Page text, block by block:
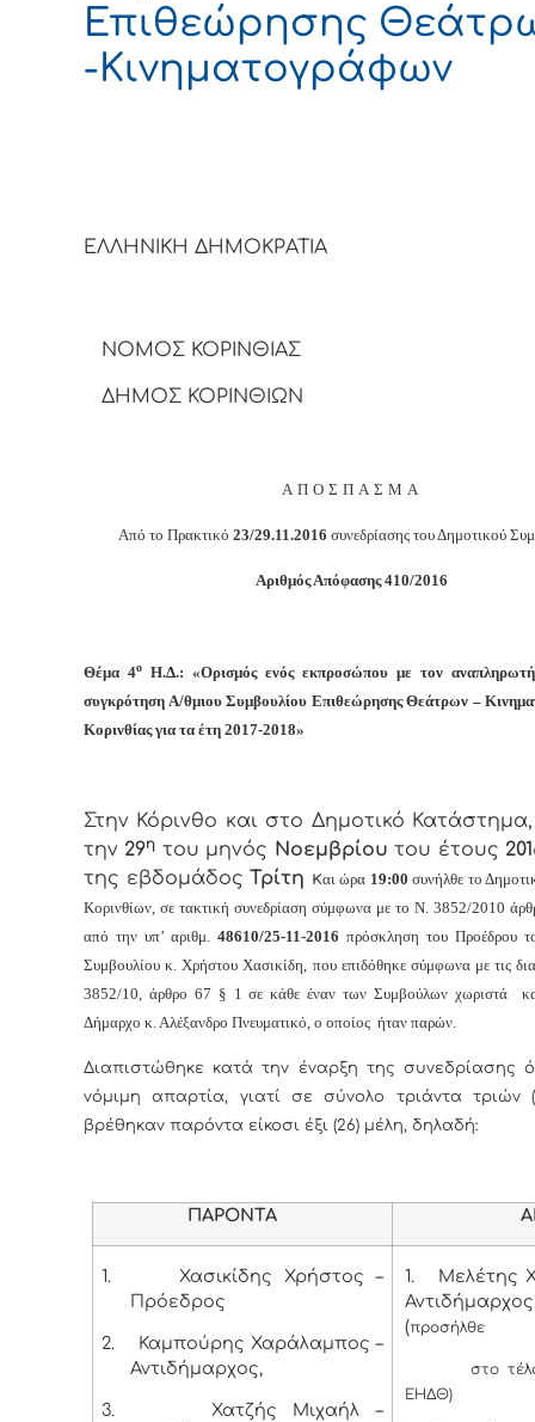
Επιθεώρησης
-Κινηματογράφων
ΕΛΛΗΝΙΚΗ ΔΗΜΟΚΡΑΤΙΑ
ΝΟΜΟΣ ΚΟΡΙΝΘΙΑΣ
ΔΗΜΟΣ ΚΟΡΙΝΘΙΩΝ
ΑΠΟΣΠΑΣΜΑ
Από το Πρακτικό 23/29.11.2016 συνεδρίασης του Δημοτικού
Αριθμός Απόφασης 410/2016
Θέμα 4ο
Η.Δ.: «Ορισμός ενός εκπροσώπου με τον
συγκρότηση Α/θμιου Συμβουλίου Επιθεώρησης Θεάτρων –
Κορινθίας για τα έτη 2017-2018»
Στην Κόρινθο και στο Δημοτικό
την 29η του μηνός Νοεμβρίου του έτους
της εβδομάδοςΤρίτη και ώρα 19:00 συνήλθε το
Κορινθίων, σε τακτική συνεδρίαση σύμφωνα με το Ν. 3852/2010
από την υπ’ αριθμ. 48610/25-11-2016 πρόσκληση του Προέδρου
Συμβουλίου κ. Χρήστου Χασικίδη, που επιδόθηκε σύμφωνα με τις
3852/10, άρθρο 67 § 1 σε κάθε έναν των Συμβούλων χωριστά
Δήμαρχο κ. Αλέξανδρο Πνευματικό, ο οποίος ήταν παρών.
Διαπιστώθηκε κατά την έναρξη της συνεδρίασης
νόμιμη απαρτία, γιατί σε σύνολο τριάντα τριών
βρέθηκαν παρόντα είκοσι έξι (26) μέλη, δηλαδή:
ΠΑΡΟΝΤΑ
1.
Χασικίδης Χρήστος –
Πρόεδρος
2.
Καμπούρης Χαράλαμπος –
Αντιδήμαρχος,
3.
Χατζής Μιχαήλ –
1.
Μελέτης
(προσήλθε
στο
ΕΗΔΘ)